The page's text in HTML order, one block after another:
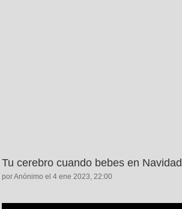
Tu cerebro cuando bebes en Navidad
por Anónimo el 4 ene 2023, 22:00